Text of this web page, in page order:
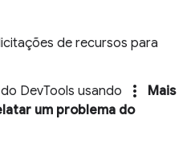
de recursos para
DevTools usando
more_vert
Mais
um problema do